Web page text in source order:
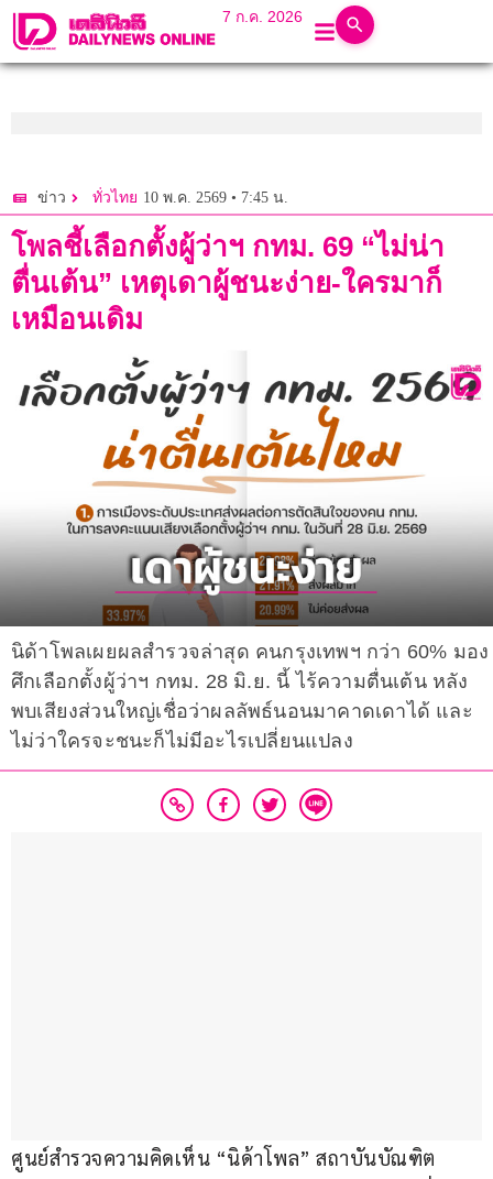
7 ก.ค. 2026
ข่าว ทั่วไทย 10 พ.ค. 2569 • 7:45 น.
โพลชี้เลือกตั้งผู้ว่าฯ กทม. 69 “ไม่น่า
ตื่นเต้น” เหตุเดาผู้ชนะง่าย-ใครมาก็
เหมือนเดิม
นิด้าโพลเผยผลสำรวจล่าสุด คนกรุงเทพฯ กว่า 60% มอง
ศึกเลือกตั้งผู้ว่าฯ กทม. 28 มิ.ย. นี้ ไร้ความตื่นเต้น หลัง
พบเสียงส่วนใหญ่เชื่อว่าผลลัพธ์นอนมาคาดเดาได้ และ
ไม่ว่าใครจะชนะก็ไม่มีอะไรเปลี่ยนแปลง
ศูนย์สำรวจความคิดเห็น “นิด้าโพล” สถาบันบัณฑิต